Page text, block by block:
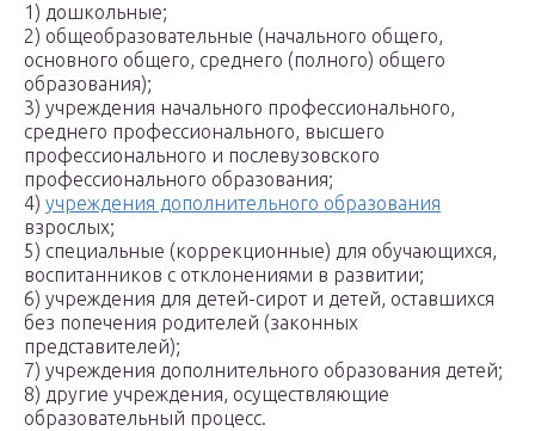
1) дошкольные;
2) общеобразовательные (начального общего,
основного общего, среднего (полного) общего
образования);
3) учреждения начального профессионального,
среднего профессионального, высшего
профессионального и послевузовского
профессионального образования;
4) учреждения дополнительного образования
взрослых;
5) специальные (коррекционные) для обучающихся,
воспитанников с отклонениями в развитии;
6) учреждения для детей-сирот и детей, оставшихся
без попечения родителей (законных
представителей);
7) учреждения дополнительного образования детей;
8) другие учреждения, осуществляющие
образовательный процесс.